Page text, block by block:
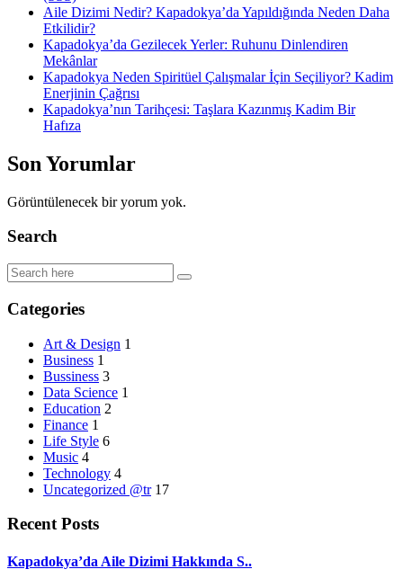
Aile Dizimi Nedir? Kapadokya’da Yapıldığında Neden Daha
Etkilidir?
Kapadokya’da Gezilecek Yerler: Ruhunu Dinlendiren
Mekânlar
Kapadokya Neden Spiritüel Çalışmalar İçin Seçiliyor? Kadim
Enerjinin Çağrısı
Kapadokya’nın Tarihçesi: Taşlara Kazınmış Kadim Bir
Hafıza
Son Yorumlar
Görüntülenecek bir yorum yok.
Search
Categories
Art & Design 1
Business 1
Bussiness 3
Data Science 1
Education 2
Finance 1
Life Style 6
Music 4
Technology 4
Uncategorized @tr 17
Recent Posts
Kapadokya’da Aile Dizimi Hakkında S..